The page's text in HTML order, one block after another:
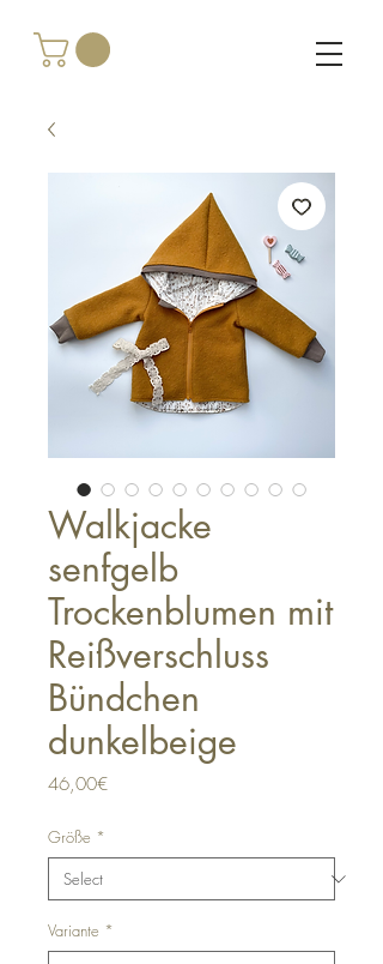
Walkjacke
senfgelb
Trockenblumen mit
Reißverschluss
Bündchen
dunkelbeige
46,00€Price
Größe *
Variante *